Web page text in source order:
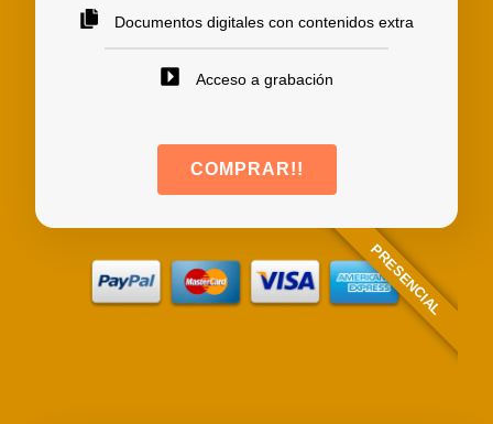
Documentos digitales con contenidos extra
Acceso a grabación
COMPRAR!!
PRESENCIAL